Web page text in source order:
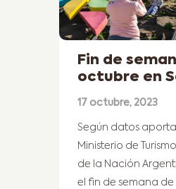
Fin de
octubre en
17 octubre, 2023
Según datos
Ministerio de
de la Nación
el fin de semana